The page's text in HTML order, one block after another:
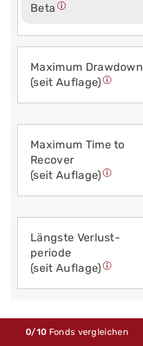
Beta
Maximum Drawdown
(seit Auflage)
Maximum Time to
Recover
(seit Auflage)
Längste Verlust­
periode
(seit Auflage)
0/10 Fonds vergleichen